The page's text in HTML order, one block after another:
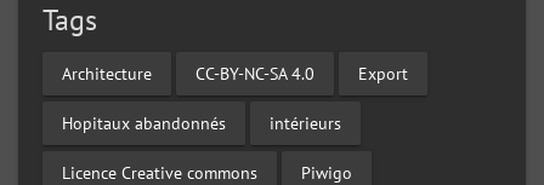
Tags
Architecture CC-BY-NC-SA 4.0 Export
Hopitaux abandonnés intérieurs
Licence Creative commons Piwigo